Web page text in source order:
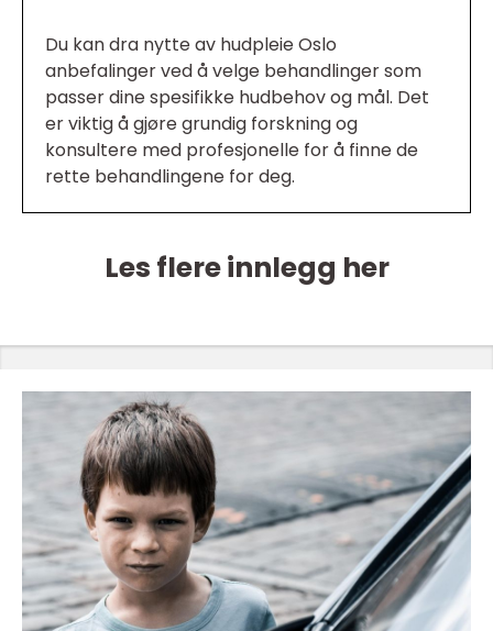
Du kan dra nytte av hudpleie Oslo
anbefalinger ved å velge behandlinger som
passer dine spesifikke hudbehov og mål. Det
er viktig å gjøre grundig forskning og
konsultere med profesjonelle for å finne de
rette behandlingene for deg.
Les flere innlegg her